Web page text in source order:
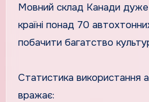
Мовний склад Канади дуже
країні понад 70
побачити багатство
Статистика використання
вражає: